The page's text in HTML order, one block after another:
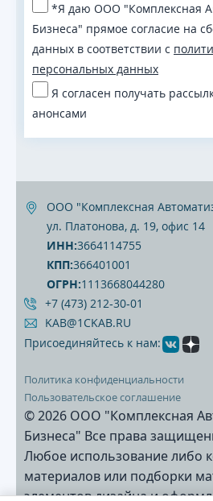
*Я даю ООО "Комплексная
Бизнеса" прямое согласие на
данных в соответствии с
персональных данных
Я согласен получать
анонсами
ООО "Комплексная
ул. Платонова, д. 19, офис 14
ИНН:3664114755
КПП:366401001
ОГРН:1113668044280
+7 (473) 212‐30‐01
KAB@1CKAB.RU
Присоединяйтесь к нам:
Политика конфиденциальности
Пользовательское соглашение
© 2026 ООО "Комплексная
Бизнеса" Все права
Любое использование либо
материалов или подборки
элементов дизайна и